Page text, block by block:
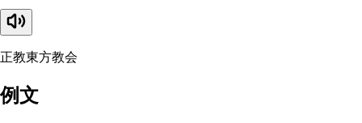
正教東方教会
例文